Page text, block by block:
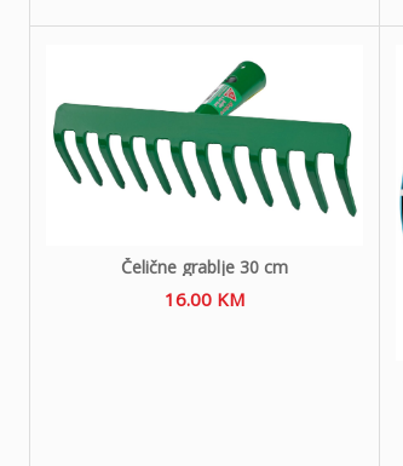
Čelične grablje 30 cm
16.00 KM